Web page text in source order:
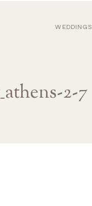
WEDDINGS
2-7